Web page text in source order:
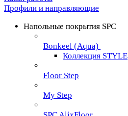
Профили и направляющие
Напольные покрытия SPC
Bonkeel (Aqua)
Коллекция STYLE
Floor Step
My Step